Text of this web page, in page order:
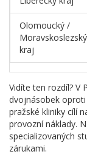
Olomoucký /
Moravskoslezský
kraj
Vidíte ten rozdíl? V
dvojnásobek
pražské kliniky cílí
provozní náklady.
specializovaných
zárukami.